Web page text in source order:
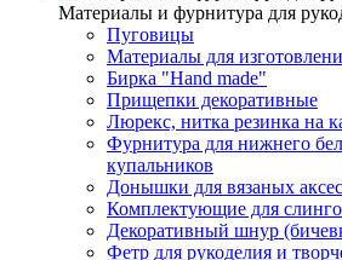
Материалы и фурнитура для
Пуговицы
Материалы для
Бирка "Hand made"
Прищепки декоративные
Люрекс, нитка резинка на
Фурнитура для нижнего
купальников
Донышки для вязаных
Комплектующие для
Декоративный шнур
Фетр для рукоделия и